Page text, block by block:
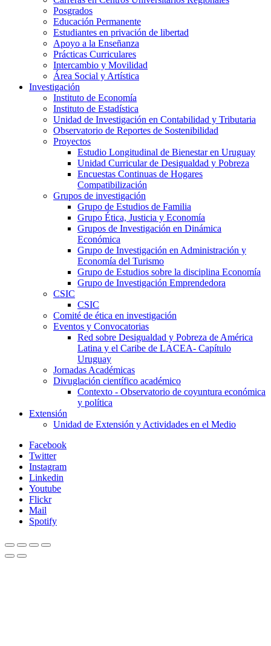
Posgrados
Educación Permanente
Estudiantes en privación de libertad
Apoyo a la Enseñanza
Prácticas Curriculares
Intercambio y Movilidad
Área Social y Artística
Investigación
Instituto de Economía
Instituto de Estadística
Unidad de Investigación en Contabilidad y Tributaria
Observatorio de Reportes de Sostenibilidad
Proyectos
Estudio Longitudinal de Bienestar en Uruguay
Unidad Curricular de Desigualdad y Pobreza
Encuestas Continuas de Hogares
Compatibilización
Grupos de investigación
Grupo de Estudios de Familia
Grupo Ética, Justicia y Economía
Grupos de Investigación en Dinámica
Económica
Grupo de Investigación en Administración y
Economía del Turismo
Grupo de Estudios sobre la disciplina Economía
Grupo de Investigación Emprendedora
CSIC
CSIC
Comité de ética en investigación
Eventos y Convocatorias
Red sobre Desigualdad y Pobreza de América
Latina y el Caribe de LACEA- Capítulo
Uruguay
Jornadas Académicas
Divuglación científico académico
Contexto - Observatorio de coyuntura económica
y política
Extensión
Unidad de Extensión y Actividades en el Medio
Facebook
Twitter
Instagram
Linkedin
Youtube
Flickr
Mail
Spotify